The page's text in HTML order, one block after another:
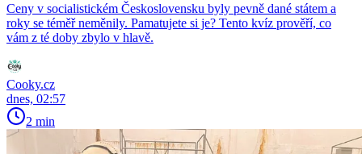
Ceny v socialistickém Československu byly pevně dané státem a
roky se téměř neměnily. Pamatujete si je? Tento kvíz prověří, co
vám z té doby zbylo v hlavě.
Cooky.cz
dnes, 02:57
2 min